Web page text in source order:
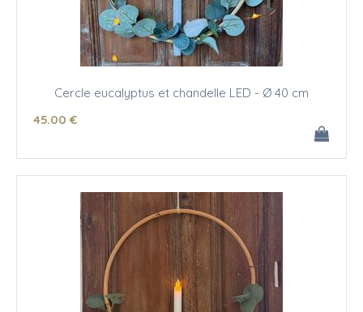
Cercle eucalyptus et chandelle LED - Ø 40 cm
45.00 €